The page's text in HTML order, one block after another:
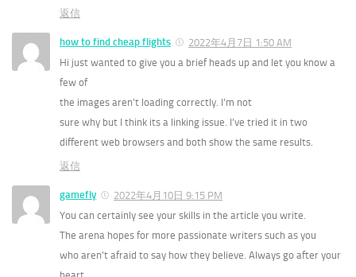
返信
how to find cheap flights
2022年4月7日 1:50 AM
Hi just wanted to give you a brief heads up and let you know a
few of
the images aren’t loading correctly. I’m not
sure why but I think its a linking issue. I’ve tried it in two
different web browsers and both show the same results.
返信
gamefly
2022年4月10日 9:15 PM
You can certainly see your skills in the article you write.
The arena hopes for more passionate writers such as you
who aren’t afraid to say how they believe. Always go after your